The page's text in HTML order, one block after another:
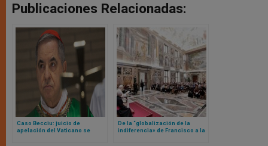
Publicaciones Relacionadas:
Caso Becciu: juicio de
apelación del Vaticano se
De la “globalización de la
indiferencia» de Francisco a la